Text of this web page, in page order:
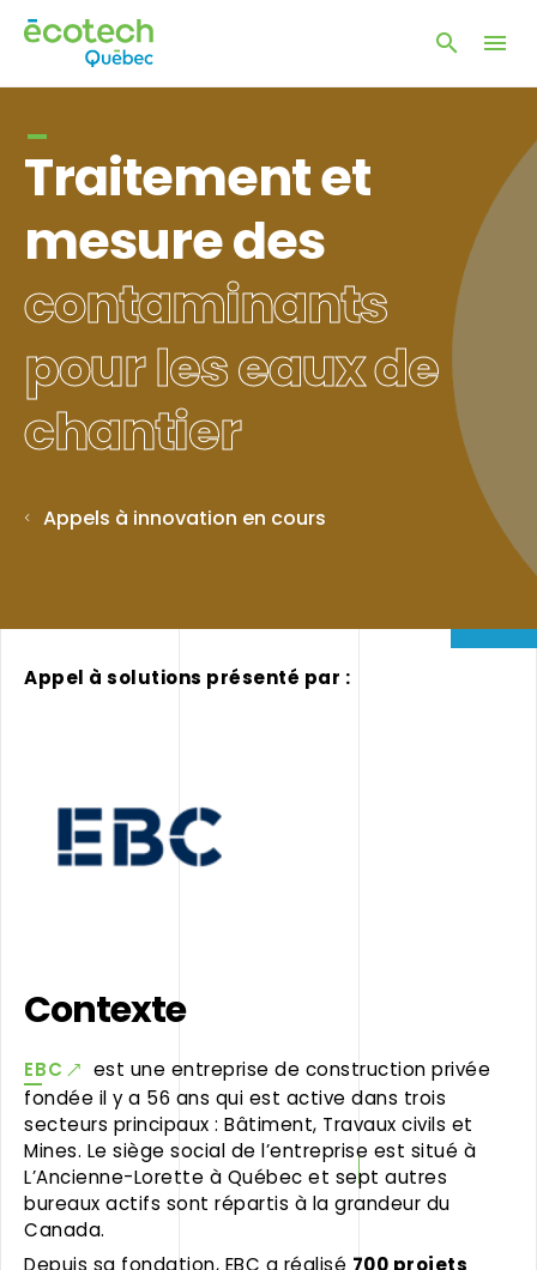
la
Ouvrir
Traitement et
mesure des
contaminants
pour les eaux de
chantier
Appels à innovation en cours
Appel à solutions présenté par :
Contexte
EBC
est une entreprise de construction privée
fondée il y a 56 ans qui est active dans trois
secteurs principaux : Bâtiment, Travaux civils et
Mines. Le siège social de l’entreprise est situé à
L’Ancienne-Lorette à Québec et sept autres
bureaux actifs sont répartis à la grandeur du
Canada.
Depuis sa fondation, EBC a réalisé 700 projets